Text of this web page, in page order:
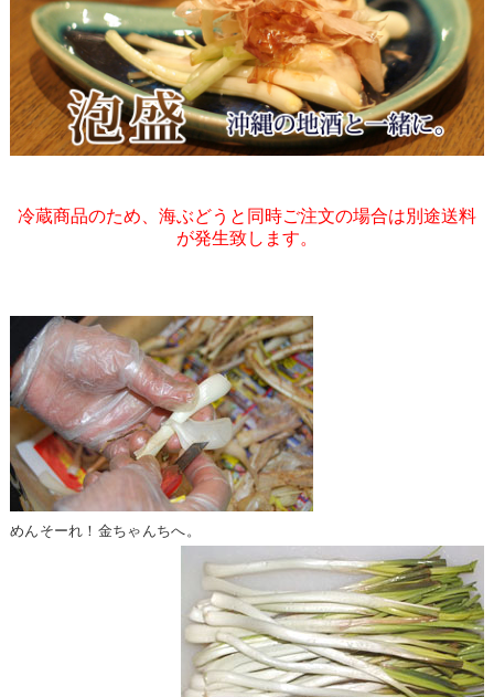
冷蔵商品のため、海ぶどうと同時ご注文の場合は別途送料
が発生致します。
めんそーれ！金ちゃんちへ。